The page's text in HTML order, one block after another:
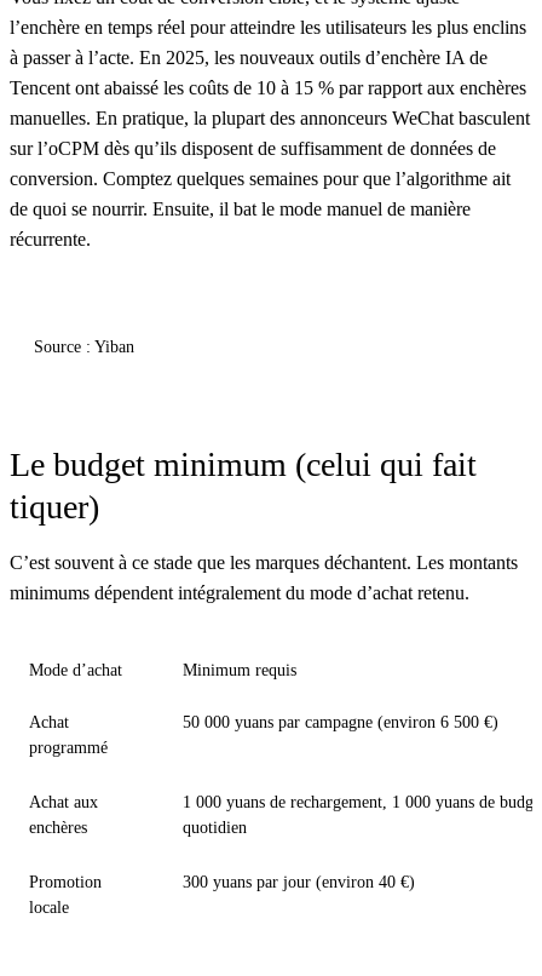
l’enchère en temps réel pour atteindre les utilisateurs les plus enclins
à passer à l’acte. En 2025, les nouveaux outils d’enchère IA de
Tencent ont abaissé les coûts de 10 à 15 % par rapport aux enchères
manuelles. En pratique, la plupart des annonceurs WeChat basculent
sur l’oCPM dès qu’ils disposent de suffisamment de données de
conversion. Comptez quelques semaines pour que l’algorithme ait
de quoi se nourrir. Ensuite, il bat le mode manuel de manière
récurrente.
Source : Yiban
Le budget minimum (celui qui fait
tiquer)
C’est souvent à ce stade que les marques déchantent. Les montants
minimums dépendent intégralement du mode d’achat retenu.
Mode d’achat Minimum requis
Achat
programmé
50 000 yuans par campagne (environ 6 500 €)
Achat aux
enchères
1 000 yuans de rechargement, 1 000 yuans de
quotidien
Promotion
locale
300 yuans par jour (environ 40 €)